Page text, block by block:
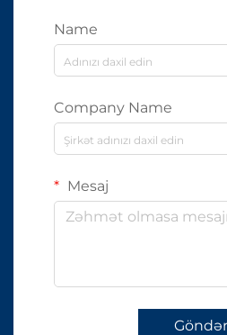
Name
Company Name
Mesaj
Göndər